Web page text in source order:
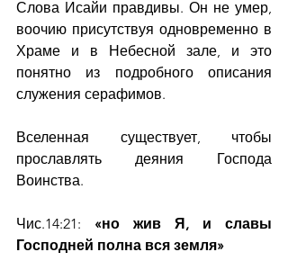
Слова Исайи правдивы. Он не умер,
воочию присутствуя одновременно в
Храме и в Небесной зале, и это
понятно из подробного описания
служения серафимов.
Вселенная существует, чтобы
прославлять деяния Господа
Воинства.
Чис.14:21: «но жив Я, и славы
Господней полна вся земля»